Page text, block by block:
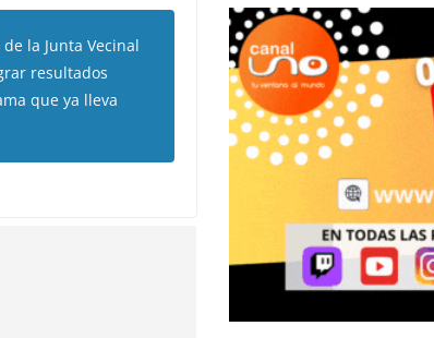
la Junta Vecinal
resultados
que ya lleva